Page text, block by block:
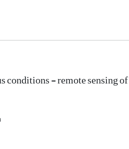
- remote sensing